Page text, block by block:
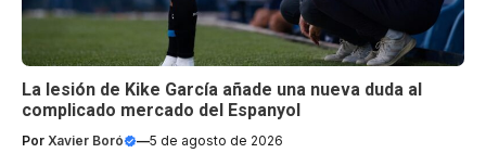
La lesión de Kike García añade una nueva duda al
complicado mercado del Espanyol
Por Xavier Boró —5 de agosto de 2026